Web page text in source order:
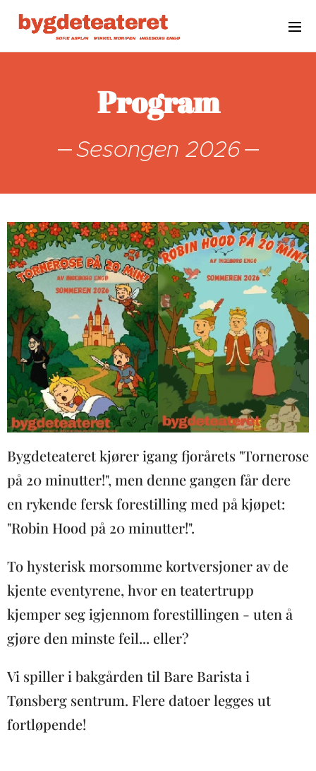
Program
Sesongen 2026
Bygdeteateret kjører igang fjorårets "Tornerose
på 20 minutter!", men denne gangen får dere
en rykende fersk forestilling med på kjøpet:
"Robin Hood på 20 minutter!".
To hysterisk morsomme kortversjoner av de
kjente eventyrene, hvor en teatertrupp
kjemper seg igjennom forestillingen - uten å
gjøre den minste feil... eller?
Vi spiller i bakgården til Bare Barista i
Tønsberg sentrum. Flere datoer legges ut
fortløpende!